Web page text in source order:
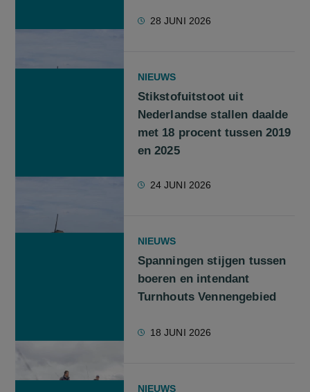
28 JUNI 2026
NIEUWS
Stikstofuitstoot uit
Nederlandse stallen daalde
met 18 procent tussen 2019
en 2025
24 JUNI 2026
NIEUWS
Spanningen stijgen tussen
boeren en intendant
Turnhouts Vennengebied
18 JUNI 2026
NIEUWS